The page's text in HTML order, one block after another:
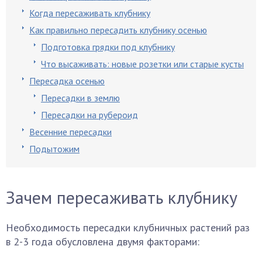
Когда пересаживать клубнику
Как правильно пересадить клубнику осенью
Подготовка грядки под клубнику
Что высаживать: новые розетки или старые кусты
Пересадка осенью
Пересадки в землю
Пересадки на рубероид
Весенние пересадки
Подытожим
Зачем пересаживать клубнику
Необходимость пересадки клубничных растений раз
в 2-3 года обусловлена двумя факторами: